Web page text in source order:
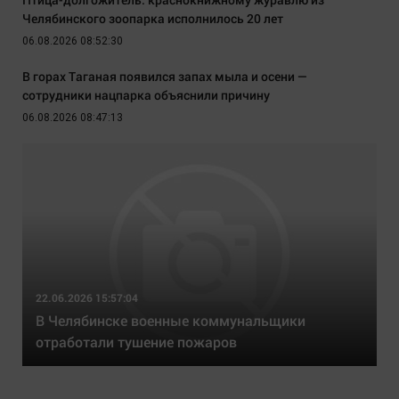
Челябинского зоопарка исполнилось 20 лет
06.08.2026 08:52:30
В горах Таганая появился запах мыла и осени —
сотрудники нацпарка объяснили причину
06.08.2026 08:47:13
22.06.2026 15:57:04
В Челябинске военные коммунальщики
отработали тушение пожаров